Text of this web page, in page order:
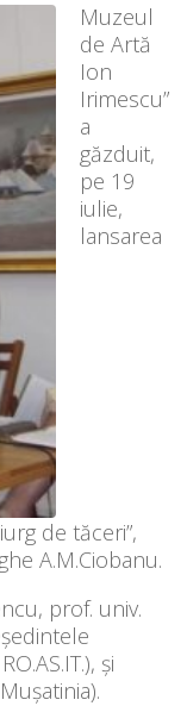
Muzeul
de Artă
Ion
Irimescu”
a
găzduit,
pe 19
iulie,
lansarea
de tăceri”,
A.M.Ciobanu.
prof. univ.
și